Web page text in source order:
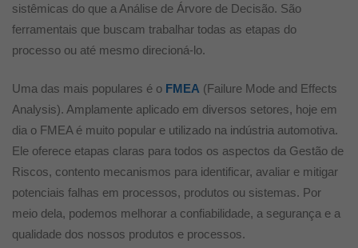
sistêmicas do que a Análise de Árvore de Decisão. São
ferramentais que buscam trabalhar todas as etapas do
processo ou até mesmo direcioná-lo.
Uma das mais populares é o FMEA (Failure Mode and Effects
Analysis). Amplamente aplicado em diversos setores, hoje em
dia o FMEA é muito popular e utilizado na indústria automotiva.
Ele oferece etapas claras para todos os aspectos da Gestão de
Riscos, contento mecanismos para identificar, avaliar e mitigar
potenciais falhas em processos, produtos ou sistemas. Por
meio dela, podemos melhorar a confiabilidade, a segurança e a
qualidade dos nossos produtos e processos.